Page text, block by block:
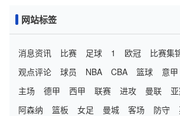
网站标签
消息资讯 比赛 足球 1 欧冠 比赛集
观点评论
球员 NBA CBA 篮球 意甲
主场
德甲 西甲 联赛 进攻 曼联
阿森纳
篮板 女足 曼城 客场 防守